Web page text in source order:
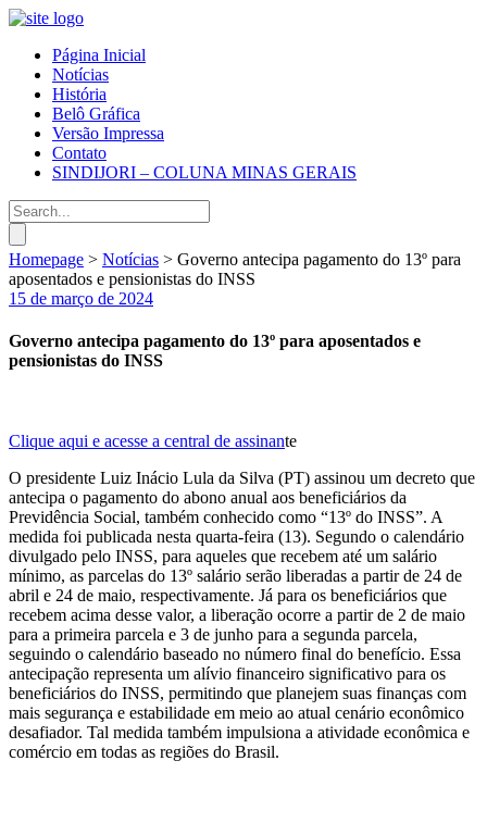
Página Inicial
Notícias
História
Belô Gráfica
Versão Impressa
Contato
SINDIJORI – COLUNA MINAS GERAIS
Homepage > Notícias > Governo antecipa pagamento do 13º para
aposentados e pensionistas do INSS
15 de março de 2024
Governo antecipa pagamento do 13º para aposentados e
pensionistas do INSS
Clique aqui e acesse a central de assinante
O presidente Luiz Inácio Lula da Silva (PT) assinou um decreto que
antecipa o pagamento do abono anual aos beneficiários da
Previdência Social, também conhecido como “13º do INSS”. A
medida foi publicada nesta quarta-feira (13). Segundo o calendário
divulgado pelo INSS, para aqueles que recebem até um salário
mínimo, as parcelas do 13º salário serão liberadas a partir de 24 de
abril e 24 de maio, respectivamente. Já para os beneficiários que
recebem acima desse valor, a liberação ocorre a partir de 2 de maio
para a primeira parcela e 3 de junho para a segunda parcela,
seguindo o calendário baseado no número final do benefício. Essa
antecipação representa um alívio financeiro significativo para os
beneficiários do INSS, permitindo que planejem suas finanças com
mais segurança e estabilidade em meio ao atual cenário econômico
desafiador. Tal medida também impulsiona a atividade econômica e
comércio em todas as regiões do Brasil.